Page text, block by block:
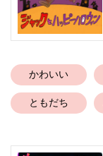
かわいい
ともだち